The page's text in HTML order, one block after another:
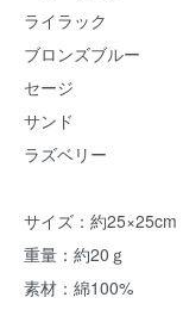
ライラック
ブロンズブルー
セージ
サンド
ラズベリー
サイズ：約25×25cm
重量：約20ｇ
素材：綿100%